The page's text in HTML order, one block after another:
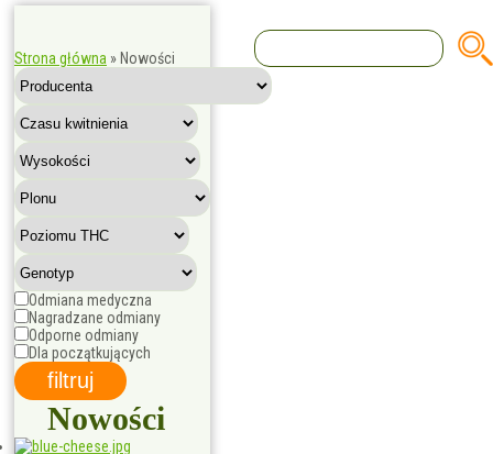
Strona główna » Nowości
Odmiana medyczna
Nagradzane odmiany
Odporne odmiany
Dla początkujących
Nowości